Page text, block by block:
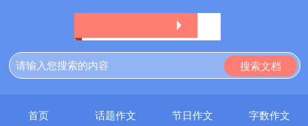
首页 话题作文 节日作文 字数作文